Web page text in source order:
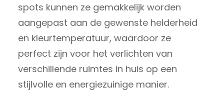
spots kunnen ze gemakkelijk worden
aangepast aan de gewenste helderheid
en kleurtemperatuur, waardoor ze
perfect zijn voor het verlichten van
verschillende ruimtes in huis op een
stijlvolle en energiezuinige manier.